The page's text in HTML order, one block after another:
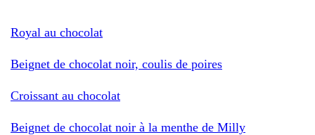
Royal au chocolat
Beignet de chocolat noir, coulis de poires
Croissant au chocolat
Beignet de chocolat noir à la menthe de Milly